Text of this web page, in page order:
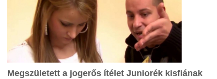
Megszületett a jogerős ítélet Juniorék kisfiának